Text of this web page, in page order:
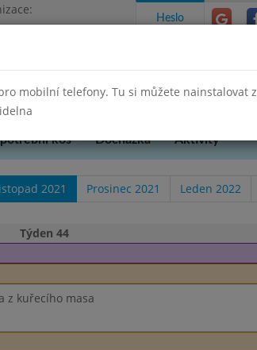
Heslo
koš Docházka Aktivity
2021 Prosinec 2021 Leden 2022
Týden 44
z kuřecího masa
mobilní telefony. Tu si můžete nainstalovat z